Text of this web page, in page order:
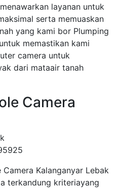
layanan untuk
serta memuaskan
yang kami bor Plumping
memastikan kami
camera untuk
dari mataair tanah
Camera
Kalanganyar Lebak
terkandung kriteriayang